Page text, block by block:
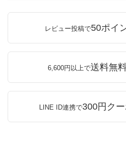
レビュー投稿で50ポイ
6,600円以上で送料無
LINE ID連携で300円ク